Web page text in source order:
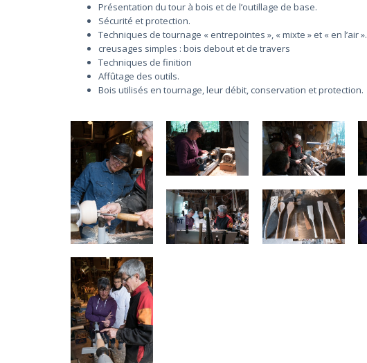
Présentation du tour à bois et de l’outillage de base.
Sécurité et protection.
Techniques de tournage « entrepointes », « mixte » et « en l’air ».
creusages simples : bois debout et de travers
Techniques de finition
Affûtage des outils.
Bois utilisés en tournage, leur débit, conservation et protection.